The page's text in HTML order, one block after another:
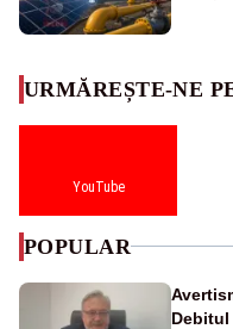
URMĂREȘTE-NE
YouTube
POPULAR